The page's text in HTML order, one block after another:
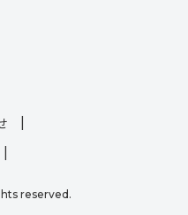
reserved.